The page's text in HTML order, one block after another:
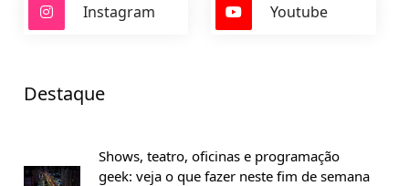
Instagram Youtube
Destaque
Shows, teatro, oficinas e programação
geek: veja o que fazer neste fim de semana